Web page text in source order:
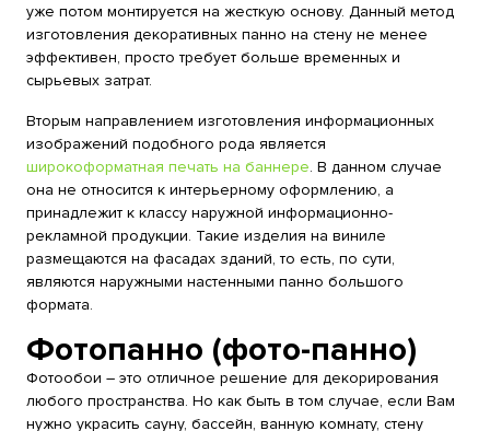
уже потом монтируется на жесткую основу. Данный метод
изготовления декоративных панно на стену не менее
эффективен, просто требует больше временных и
сырьевых затрат.
Вторым направлением изготовления информационных
изображений подобного рода является
широкоформатная печать на баннере. В данном случае
она не относится к интерьерному оформлению, а
принадлежит к классу наружной информационно-
рекламной продукции. Такие изделия на виниле
размещаются на фасадах зданий, то есть, по сути,
являются наружными настенными панно большого
формата.
Фотопанно (фото-панно)
Фотообои – это отличное решение для декорирования
любого пространства. Но как быть в том случае, если Вам
нужно украсить сауну, бассейн, ванную комнату, стену